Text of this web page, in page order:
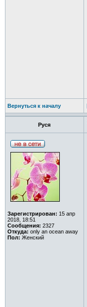
Вернуться к началу
Руся
Зарегистрирован: 15 апр
2018, 18:51
Сообщения: 2327
Откуда: only an ocean away
Пол: Женский